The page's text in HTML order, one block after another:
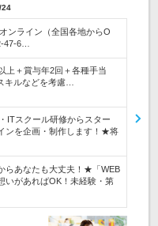
24
ンライン（全国各地からO
47-6…
上＋賞与年2回＋各種手当
キルなどを考慮…
ITスクール研修からスター
ンを企画・制作します！★将
らあなたも大丈夫！★「WEB
いがあればOK！未経験・第